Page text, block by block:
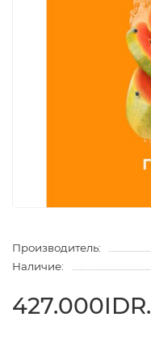
Производитель:
Наличие:
427.000IDR.